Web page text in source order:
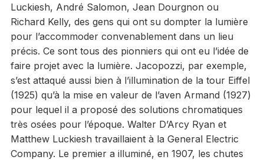
Luckiesh, André Salomon, Jean Dourgnon ou
Richard Kelly, des gens qui ont su dompter la lumière
pour l’accommoder convenablement dans un lieu
précis. Ce sont tous des pionniers qui ont eu l’idée de
faire projet avec la lumière. Jacopozzi, par exemple,
s’est attaqué aussi bien à l’illumination de la tour Eiffel
(1925) qu’à la mise en valeur de l’aven Armand (1927)
pour lequel il a proposé des solutions chromatiques
très osées pour l’époque. Walter D’Arcy Ryan et
Matthew Luckiesh travaillaient à la General Electric
Company. Le premier a illuminé, en 1907, les chutes